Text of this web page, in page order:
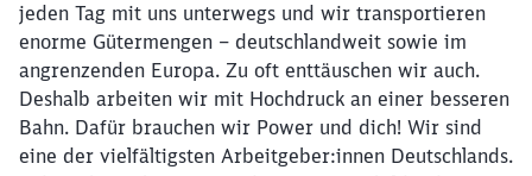
jeden Tag mit uns unterwegs und wir transportieren
enorme Gütermengen – deutschlandweit sowie im
angrenzenden Europa. Zu oft enttäuschen wir auch.
Deshalb arbeiten wir mit Hochdruck an einer besseren
Bahn. Dafür brauchen wir Power und dich! Wir sind
eine der vielfältigsten Arbeitgeber:innen Deutschlands.